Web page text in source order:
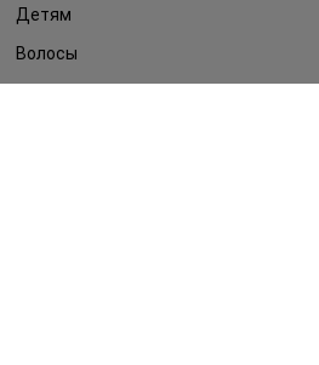
Детям
Волосы